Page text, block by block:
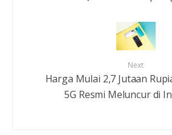
Next
Harga Mulai 2,7 Jutaan
5G Resmi Meluncur di